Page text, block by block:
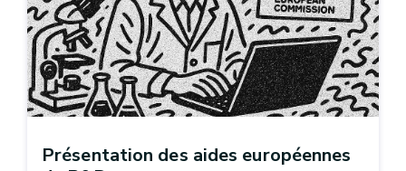
Présentation des aides européennes